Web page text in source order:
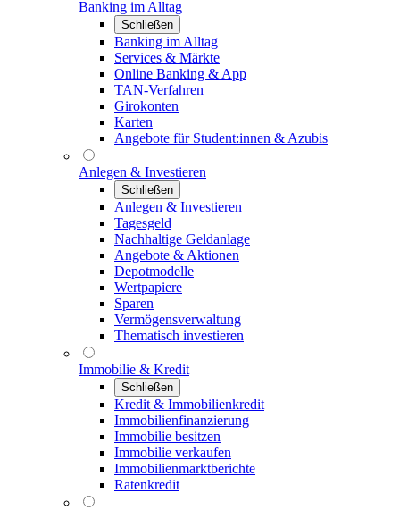
Banking im Alltag
Schließen
Banking im Alltag
Services & Märkte
Online Banking & App
TAN-Verfahren
Girokonten
Karten
Angebote für Student:innen & Azubis
Anlegen & Investieren
Schließen
Anlegen & Investieren
Tagesgeld
Nachhaltige Geldanlage
Angebote & Aktionen
Depotmodelle
Wertpapiere
Sparen
Vermögensverwaltung
Thematisch investieren
Immobilie & Kredit
Schließen
Kredit & Immobilienkredit
Immobilienfinanzierung
Immobilie besitzen
Immobilie verkaufen
Immobilienmarktberichte
Ratenkredit